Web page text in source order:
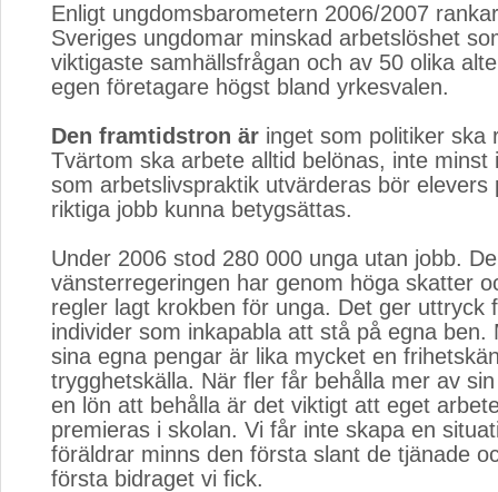
Enligt ungdomsbarometern 2006/2007
Sveriges ungdomar minskad arbetslöshet
viktigaste samhällsfrågan och av 50 olika
egen företagare högst bland yrkesvalen.
Den framtidstron är inget som politiker ska
Tvärtom ska arbete alltid belönas, inte minst
som arbetslivspraktik utvärderas bör elevers
riktiga jobb kunna betygsättas.
Under 2006 stod 280 000 unga utan jobb.
vänsterregeringen har genom höga skatter
regler lagt krokben för unga. Det ger uttryck
individer som inkapabla att stå på egna ben.
sina egna pengar är lika mycket en
trygghetskälla. När fler får behålla mer av
en lön att behålla är det viktigt att eget
premieras i skolan. Vi får inte skapa en
föräldrar minns den första slant de tjänade
första bidraget vi fick.